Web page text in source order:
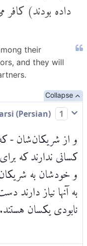
داده بودند)
their
and they will
Collapse
1
و از شریکان‌شان -
کسانی ندارند که
و خودشان به
به آنها نیاز
نابودی یکسان هستند.